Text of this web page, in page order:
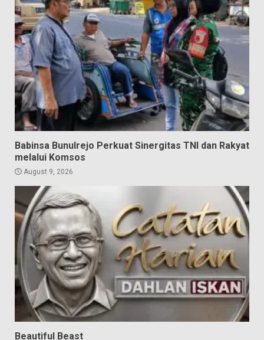
Babinsa Bunulrejo Perkuat Sinergitas TNI dan Rakyat
melalui Komsos
August 9, 2026
Beautiful Beast